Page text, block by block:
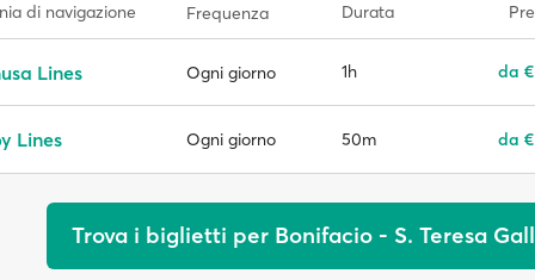
di navigazione Frequenza Durata
Lines Ogni giorno 1h da
Lines Ogni giorno 50m da
Trova i biglietti per Bonifacio - S. Teresa